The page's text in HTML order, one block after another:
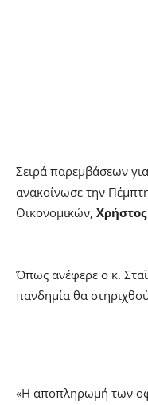
Σειρά παρεμβάσεων
ανακοίνωσε την
Οικονομικών,
Όπως ανέφερε ο κ.
πανδημία θα
«Η αποπληρωμή των